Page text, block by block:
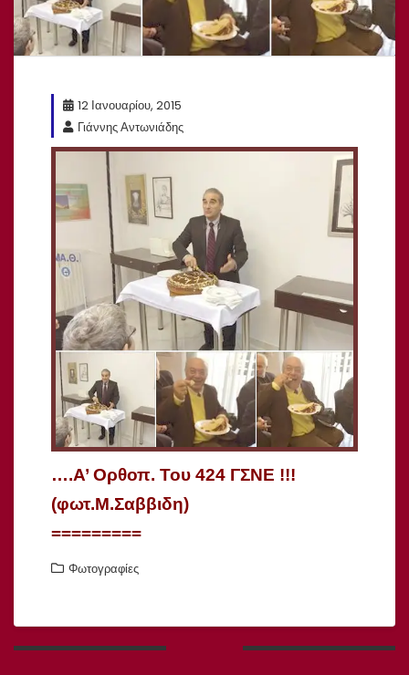
12 Ιανουαρίου, 2015
Γιάννης Αντωνιάδης
….Α’ Ορθοπ. Του 424 ΓΣΝΕ !!!
(φωτ.Μ.Σαββιδη)
=========
Φωτογραφίες
Πλοήγηση